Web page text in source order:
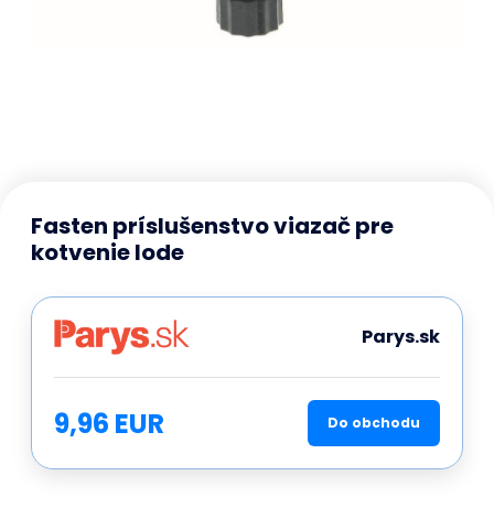
Fasten príslušenstvo viazač pre
kotvenie lode
Parys.sk
9,96 EUR Do obchodu